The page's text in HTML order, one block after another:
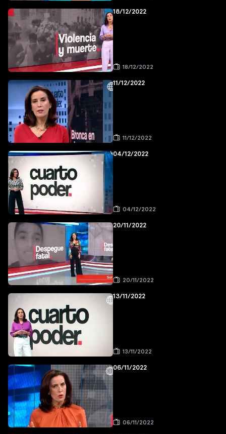
18/12/2022
18/12/2022
11/12/2022
11/12/2022
04/12/2022
04/12/2022
20/11/2022
20/11/2022
13/11/2022
13/11/2022
06/11/2022
06/11/2022